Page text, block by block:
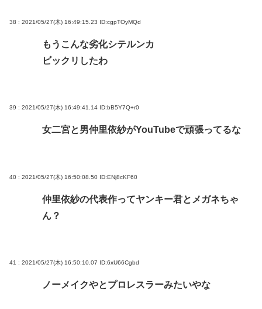
38 : 2021/05/27(木) 16:49:15.23 ID:cgpTOyMQd
もうこんな劣化シテルンカ
ビックリしたわ
39 : 2021/05/27(木) 16:49:41.14 ID:bB5Y7Q+r0
女二宮と男仲里依紗がYouTubeで頑張ってるな
40 : 2021/05/27(木) 16:50:08.50 ID:ENj8cKF60
仲里依紗の代表作ってヤンキー君とメガネちゃ
ん？
41 : 2021/05/27(木) 16:50:10.07 ID:6xU66Cgbd
ノーメイクやとプロレスラーみたいやな